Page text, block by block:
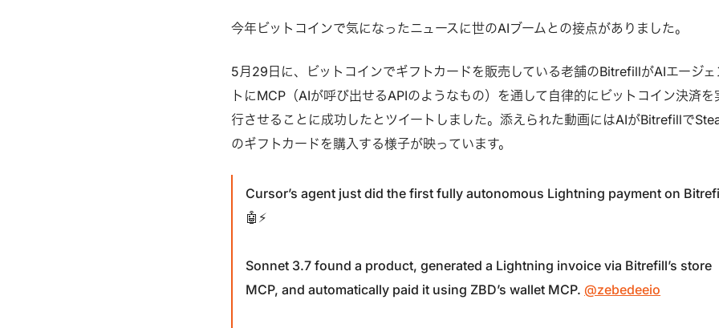
今年ビットコインで気になったニュースに世のAIブームとの接点がありました。
5月29日に、ビットコインでギフトカードを販売している老舗のBitrefillがAIエージェ
トにMCP（AIが呼び出せるAPIのようなもの）を通して自律的にビットコイン決済を
行させることに成功したとツイートしました。添えられた動画にはAIがBitrefillで
のギフトカードを購入する様子が映っています。
Cursor’s agent just did the first fully autonomous Lightning payment on
🤖⚡
Sonnet 3.7 found a product, generated a Lightning invoice via Bitrefill’s store
MCP, and automatically paid it using ZBD’s wallet MCP. @zebedeeio